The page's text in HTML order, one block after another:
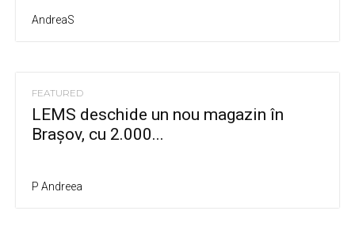
AndreaS
FEATURED
LEMS deschide un nou magazin în
Brașov, cu 2.000...
P Andreea